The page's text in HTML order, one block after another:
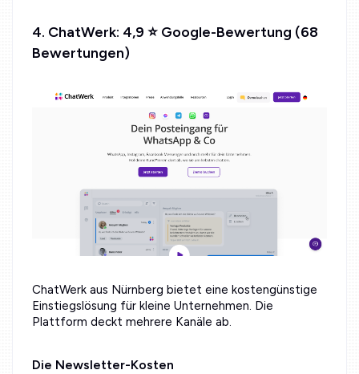
4. ChatWerk: 4,9 ⭐ Google-Bewertung (68
Bewertungen)
ChatWerk aus Nürnberg bietet eine kostengünstige
Einstiegslösung für kleine Unternehmen. Die
Plattform deckt mehrere Kanäle ab.
Die Newsletter-Kosten